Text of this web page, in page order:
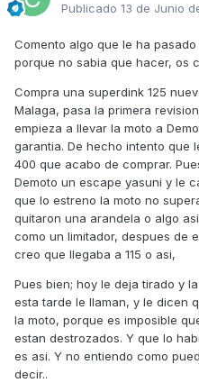
Publicado 13 de Junio
Comento algo que le ha
porque no sabia que hacer, os
Compra una superdink 125
Malaga, pasa la primera
empieza a llevar la moto a
garantia. De hecho intento que
400 que acabo de comprar.
Demoto un escape yasuni y le
que lo estreno la moto no
quitaron una arandela o algo
como un limitador, despues de
creo que llegaba a 115 o asi,
Pues bien; hoy le deja tirado y
esta tarde le llaman, y le dicen
la moto, porque es imposible
estan destrozados. Y que lo
es asi. Y no entiendo como
decir..